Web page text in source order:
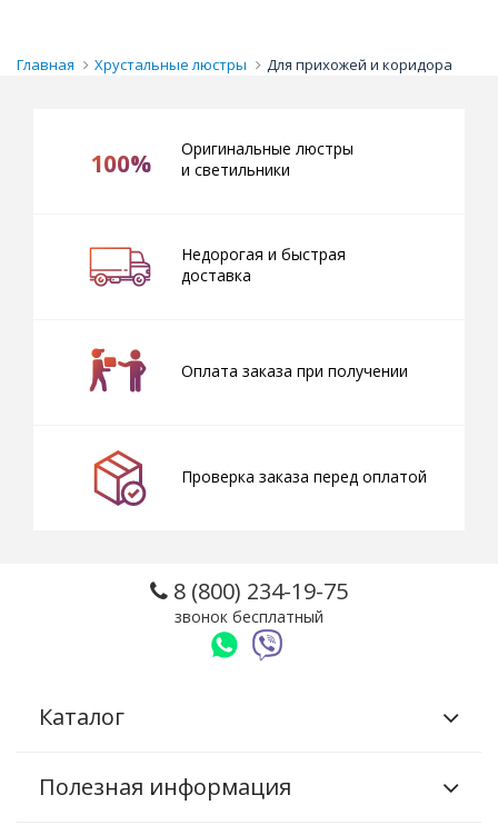
Главная Хрустальные люстры Для прихожей и коридора
100%
Оригинальные люстры
и светильники
Недорогая и быстрая
доставка
Оплата заказа при получении
Проверка заказа перед оплатой
8 (800) 234-19-75
звонок бесплатный
Каталог
Полезная информация